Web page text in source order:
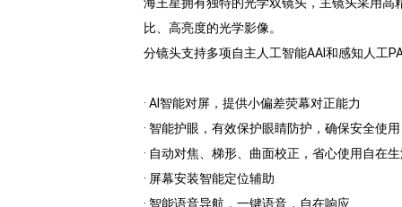
比、高亮度的光学影像。
分镜头支持多项自主人工智能AAI和感知人工
· AI智能对屏，提供小偏差荧幕对正能力
· 智能护眼，有效保护眼睛防护，确保安全使用
· 自动对焦、梯形、曲面校正，省心使用自在
· 屏幕安装智能定位辅助
· 智能语音导航，一键语音，自在响应